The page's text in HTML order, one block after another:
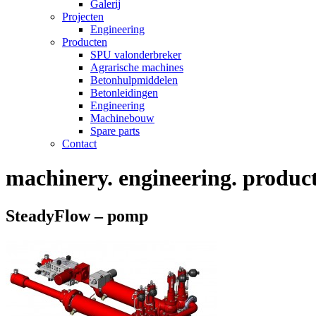
Galerij
Projecten
Engineering
Producten
SPU valonderbreker
Agrarische machines
Betonhulpmiddelen
Betonleidingen
Engineering
Machinebouw
Spare parts
Contact
machinery. engineering.
SteadyFlow – pomp